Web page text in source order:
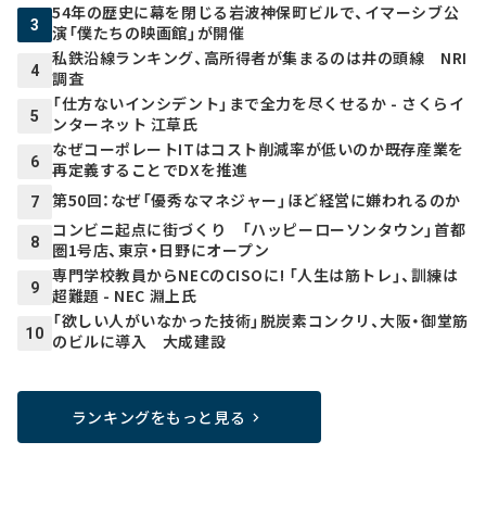
3
54年の歴史に幕を閉じる岩波神保町ビルで、イマーシブ公
演「僕たちの映画館」が開催
4
私鉄沿線ランキング、高所得者が集まるのは井の頭線 NRI
調査
5
「仕方ないインシデント」まで全力を尽くせるか - さくらイ
ンターネット 江草氏
6
なぜコーポレートITはコスト削減率が低いのか――既存産業を
再定義することでDXを推進
7 第50回：なぜ「優秀なマネジャー」ほど経営に嫌われるのか
8
コンビニ起点に街づくり 「ハッピーローソンタウン」首都
圏1号店、東京・日野にオープン
9
専門学校教員からNECのCISOに! 「人生は筋トレ」、訓練は
超難題 - NEC 淵上氏
10
「欲しい人がいなかった技術」脱炭素コンクリ、大阪・御堂筋
のビルに導入 大成建設
ランキングをもっと見る